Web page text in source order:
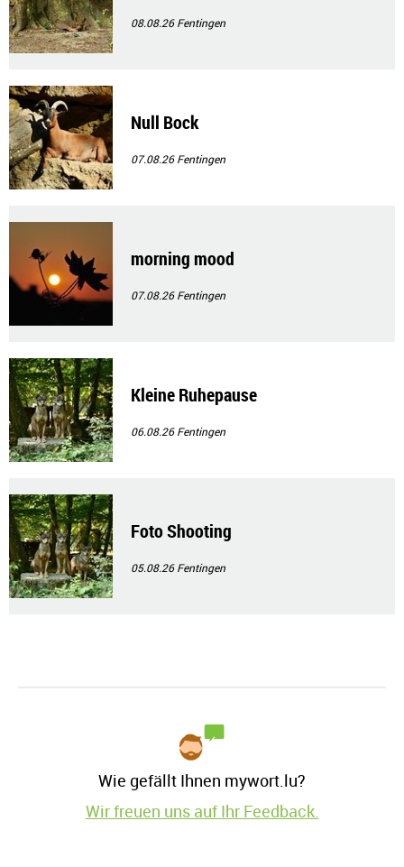
08.08.26Fentingen
Null Bock
07.08.26Fentingen
morning mood
07.08.26Fentingen
Kleine Ruhepause
06.08.26Fentingen
Foto Shooting
05.08.26Fentingen
Wie gefällt Ihnen mywort.lu?
Wir freuen uns auf Ihr Feedback.